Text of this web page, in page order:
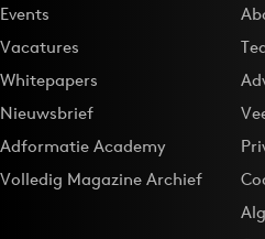
Events
Vacatures
Whitepapers
Nieuwsbrief
Adformatie Academy
Volledig Magazine Archief